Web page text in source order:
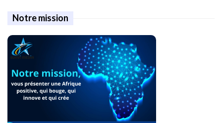
Notre mission